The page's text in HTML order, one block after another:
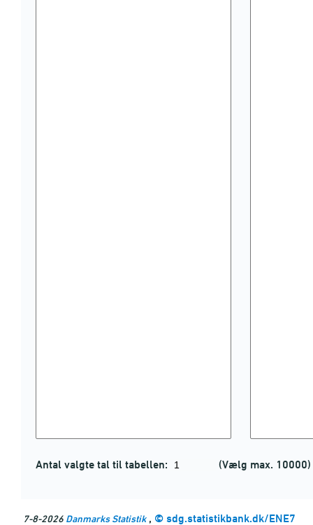
Antal valgte tal til tabellen: (Vælg max. 10000)
7-8-2026 Danmarks Statistik, © sdg.statistikbank.dk/ENE7